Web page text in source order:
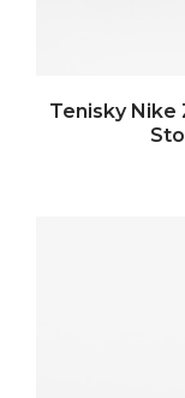
Tenisky Nike